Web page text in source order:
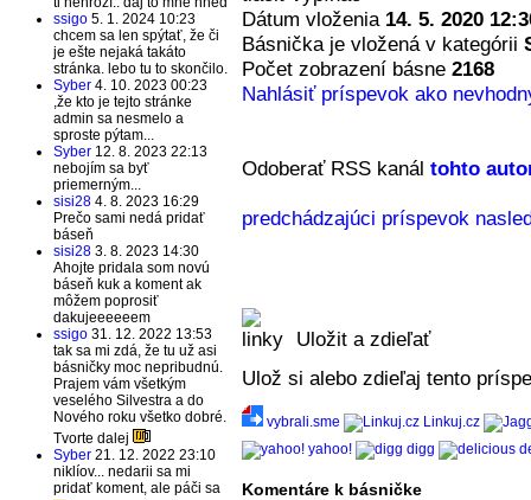
ssigo 5. 1. 2024 10:23
chcem sa len spýtať, že či
je ešte nejaká takáto
stránka. lebo tu to skončilo.
Syber 4. 10. 2023 00:23
,že kto je tejto stránke
admin sa nesmelo a
sproste pýtam...
Syber 12. 8. 2023 22:13
nebojím sa byť
priemerným...
sisi28 4. 8. 2023 16:29
Prečo sami nedá pridať
báseň
sisi28 3. 8. 2023 14:30
Ahojte pridala som novú
báseň kuk a koment ak
môžem poprosiť
dakujeeeeeem
ssigo 31. 12. 2022 13:53
tak sa mi zdá, že tu už asi
básničky moc nepribudnú.
Prajem vám všetkým
veselého Silvestra a do
Nového roku všetko dobré.
Tvorte dalej
Syber 21. 12. 2022 23:10
niklíov... nedarii sa mi
pridať koment, ale páči sa
Dátum vloženia 14. 5. 2020
Básnička je vložená v kategórii
Počet zobrazení básne 2168
Nahlásiť príspevok ako
Odoberať RSS kanál tohto
predchádzajúci príspevok
Uložit a zdieľať
Ulož si alebo zdieľaj tento
vybrali.sme
Linkuj.cz
yahoo!
digg
Komentáre k básničke